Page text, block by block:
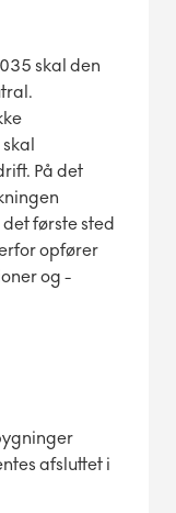
skal den
På det
første sted
opfører
og -
afsluttet i